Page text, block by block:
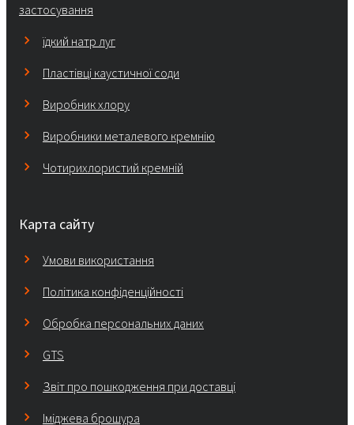
застосування
їдкий натр луг
Пластівці каустичної соди
Виробник хлору
Виробники металевого кремнію
Чотирихлористий кремній
Карта сайту
Умови використання
Політика конфіденційності
Обробка персональних даних
GTS
Звіт про пошкодження при доставці
Іміджева брошура